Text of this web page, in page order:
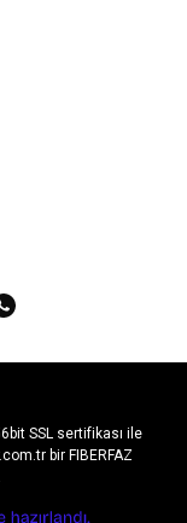
SSL sertifikası ile
bir FIBERFAZ